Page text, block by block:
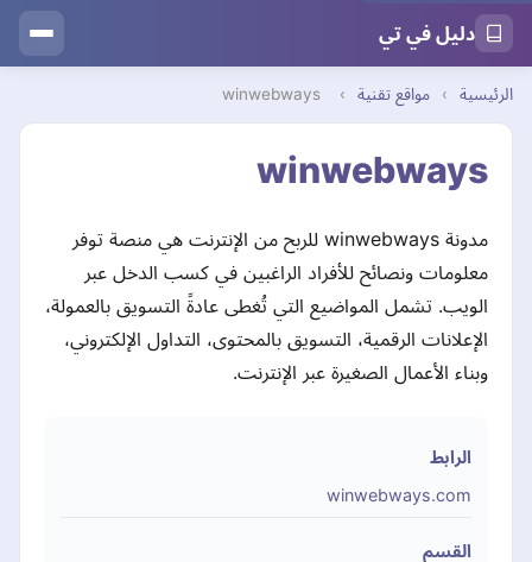
دليل في تي
الرئيسية › مواقع تقنية ›
winwebways
winwebways
مدونة winwebways للربح من الإنترنت هي منصة توفر
معلومات ونصائح للأفراد الراغبين في كسب الدخل عبر
الويب. تشمل المواضيع التي تُغطى عادةً التسويق بالعمولة،
الإعلانات الرقمية، التسويق بالمحتوى، التداول الإلكتروني،
وبناء الأعمال الصغيرة عبر الإنترنت.
الرابط
winwebways.com
القسم